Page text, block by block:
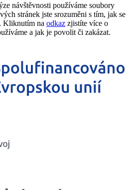
návštěvnosti používáme soubory
stránek jste srozuměni s tím, jak se
Kliknutím na odkaz zjistíte více o
a jak je povolit či zakázat.